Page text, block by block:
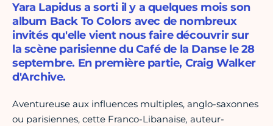
Yara Lapidus a sorti il y a quelques mois son
album Back To Colors avec de nombreux
invités qu'elle vient nous faire découvrir sur
la scène parisienne du Café de la Danse le 28
septembre. En première partie, Craig Walker
d'Archive.
Aventureuse aux influences multiples, anglo-saxonnes
ou parisiennes, cette Franco-Libanaise, auteur-